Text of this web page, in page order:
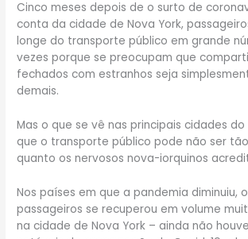
Cinco meses depois de o surto de
conta da cidade de Nova York,
longe do transporte público em grande
vezes porque se preocupam que
fechados com estranhos seja
demais.
Mas o que se vê nas principais cidades
que o transporte público pode não ser
quanto os nervosos nova-iorquinos
Nos países em que a pandemia diminuiu,
passageiros se recuperou em volume
na cidade de Nova York – ainda não